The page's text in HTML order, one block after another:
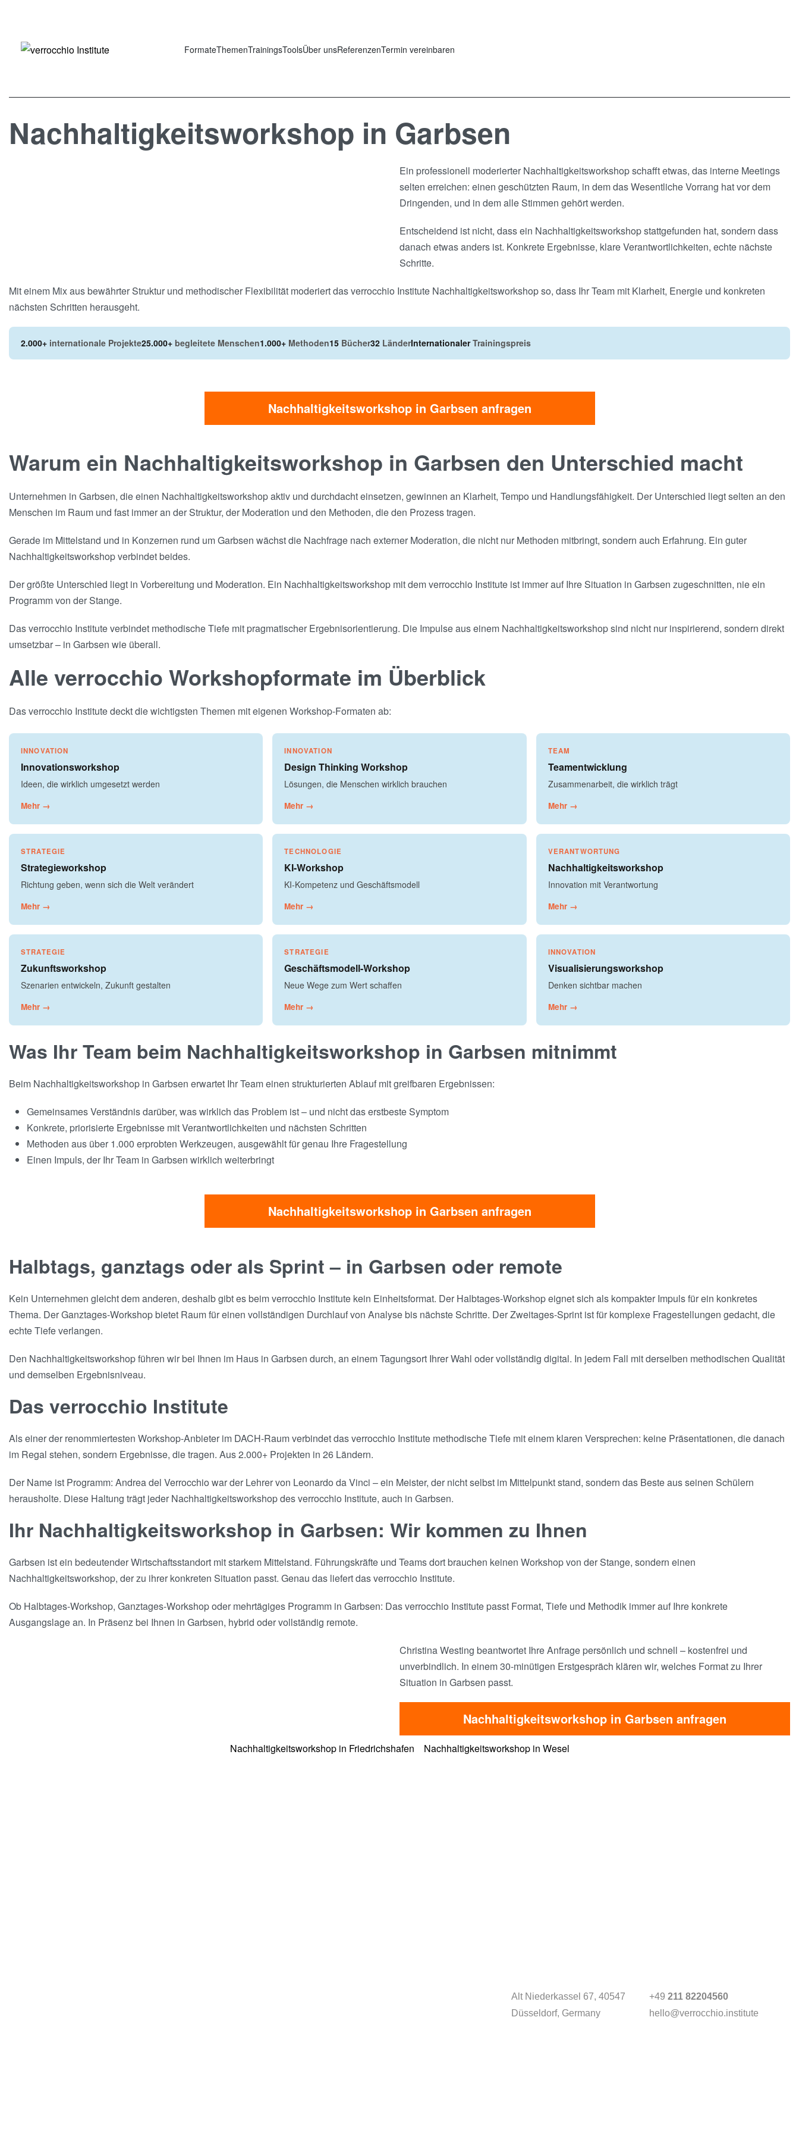
FormateThemenTrainingsToolsÜber unsReferenzenTermin vereinbaren
Nachhaltigkeitsworkshop in Garbsen
Ein professionell moderierter Nachhaltigkeitsworkshop schafft etwas, das interne Meetings
selten erreichen: einen geschützten Raum, in dem das Wesentliche Vorrang hat vor dem
Dringenden, und in dem alle Stimmen gehört werden.
Entscheidend ist nicht, dass ein Nachhaltigkeitsworkshop stattgefunden hat, sondern dass
danach etwas anders ist. Konkrete Ergebnisse, klare Verantwortlichkeiten, echte nächste
Schritte.
Mit einem Mix aus bewährter Struktur und methodischer Flexibilität moderiert das verrocchio Institute Nachhaltigkeitsworkshop so, dass Ihr Team mit Klarheit, Energie und konkreten
nächsten Schritten herausgeht.
2.000+ internationale Projekte25.000+ begleitete Menschen1.000+ Methoden15 Bücher32 LänderInternationalerTrainingspreis
Nachhaltigkeitsworkshop in Garbsen anfragen
Warum ein Nachhaltigkeitsworkshop in Garbsen den Unterschied macht
Unternehmen in Garbsen, die einen Nachhaltigkeitsworkshop aktiv und durchdacht einsetzen, gewinnen an Klarheit, Tempo und Handlungsfähigkeit. Der Unterschied liegt selten an den
Menschen im Raum und fast immer an der Struktur, der Moderation und den Methoden, die den Prozess tragen.
Gerade im Mittelstand und in Konzernen rund um Garbsen wächst die Nachfrage nach externer Moderation, die nicht nur Methoden mitbringt, sondern auch Erfahrung. Ein guter
Nachhaltigkeitsworkshop verbindet beides.
Der größte Unterschied liegt in Vorbereitung und Moderation. Ein Nachhaltigkeitsworkshop mit dem verrocchio Institute ist immer auf Ihre Situation in Garbsen zugeschnitten, nie ein
Programm von der Stange.
Das verrocchio Institute verbindet methodische Tiefe mit pragmatischer Ergebnisorientierung. Die Impulse aus einem Nachhaltigkeitsworkshop sind nicht nur inspirierend, sondern direkt
umsetzbar – in Garbsen wie überall.
Alle verrocchio Workshopformate im Überblick
Das verrocchio Institute deckt die wichtigsten Themen mit eigenen Workshop-Formaten ab:
INNOVATION
Innovationsworkshop
Ideen, die wirklich umgesetzt werden
Mehr →
INNOVATION
Design Thinking Workshop
Lösungen, die Menschen wirklich brauchen
Mehr →
TEAM
Teamentwicklung
Zusammenarbeit, die wirklich trägt
Mehr →
STRATEGIE
Strategieworkshop
Richtung geben, wenn sich die Welt verändert
Mehr →
TECHNOLOGIE
KI-Workshop
KI-Kompetenz und Geschäftsmodell
Mehr →
VERANTWORTUNG
Nachhaltigkeitsworkshop
Innovation mit Verantwortung
Mehr →
STRATEGIE
Zukunftsworkshop
Szenarien entwickeln, Zukunft gestalten
Mehr →
STRATEGIE
Geschäftsmodell-Workshop
Neue Wege zum Wert schaffen
Mehr →
INNOVATION
Visualisierungsworkshop
Denken sichtbar machen
Mehr →
Was Ihr Team beim Nachhaltigkeitsworkshop in Garbsen mitnimmt
Beim Nachhaltigkeitsworkshop in Garbsen erwartet Ihr Team einen strukturierten Ablauf mit greifbaren Ergebnissen:
Gemeinsames Verständnis darüber, was wirklich das Problem ist – und nicht das erstbeste Symptom
Konkrete, priorisierte Ergebnisse mit Verantwortlichkeiten und nächsten Schritten
Methoden aus über 1.000 erprobten Werkzeugen, ausgewählt für genau Ihre Fragestellung
Einen Impuls, der Ihr Team in Garbsen wirklich weiterbringt
Nachhaltigkeitsworkshop in Garbsen anfragen
Halbtags, ganztags oder als Sprint – in Garbsen oder remote
Kein Unternehmen gleicht dem anderen, deshalb gibt es beim verrocchio Institute kein Einheitsformat. Der Halbtages-Workshop eignet sich als kompakter Impuls für ein konkretes
Thema. Der Ganztages-Workshop bietet Raum für einen vollständigen Durchlauf von Analyse bis nächste Schritte. Der Zweitages-Sprint ist für komplexe Fragestellungen gedacht, die
echte Tiefe verlangen.
Den Nachhaltigkeitsworkshop führen wir bei Ihnen im Haus in Garbsen durch, an einem Tagungsort Ihrer Wahl oder vollständig digital. In jedem Fall mit derselben methodischen Qualität
und demselben Ergebnisniveau.
Das verrocchio Institute
Als einer der renommiertesten Workshop-Anbieter im DACH-Raum verbindet das verrocchio Institute methodische Tiefe mit einem klaren Versprechen: keine Präsentationen, die danach
im Regal stehen, sondern Ergebnisse, die tragen. Aus 2.000+ Projekten in 26 Ländern.
Der Name ist Programm: Andrea del Verrocchio war der Lehrer von Leonardo da Vinci – ein Meister, der nicht selbst im Mittelpunkt stand, sondern das Beste aus seinen Schülern
herausholte. Diese Haltung trägt jeder Nachhaltigkeitsworkshop des verrocchio Institute, auch in Garbsen.
Ihr Nachhaltigkeitsworkshop in Garbsen: Wir kommen zu Ihnen
Garbsen ist ein bedeutender Wirtschaftsstandort mit starkem Mittelstand. Führungskräfte und Teams dort brauchen keinen Workshop von der Stange, sondern einen
Nachhaltigkeitsworkshop, der zu ihrer konkreten Situation passt. Genau das liefert das verrocchio Institute.
Ob Halbtages-Workshop, Ganztages-Workshop oder mehrtägiges Programm in Garbsen: Das verrocchio Institute passt Format, Tiefe und Methodik immer auf Ihre konkrete
Ausgangslage an. In Präsenz bei Ihnen in Garbsen, hybrid oder vollständig remote.
Christina Westing beantwortet Ihre Anfrage persönlich und schnell – kostenfrei und
unverbindlich. In einem 30-minütigen Erstgespräch klären wir, welches Format zu Ihrer
Situation in Garbsen passt.
Nachhaltigkeitsworkshop in Garbsen anfragen
Nachhaltigkeitsworkshop in Friedrichshafen Nachhaltigkeitsworkshop in Wesel
Alt Niederkassel 67, 40547
Düsseldorf, Germany
+49211 82204560
hello@verrocchio.institute